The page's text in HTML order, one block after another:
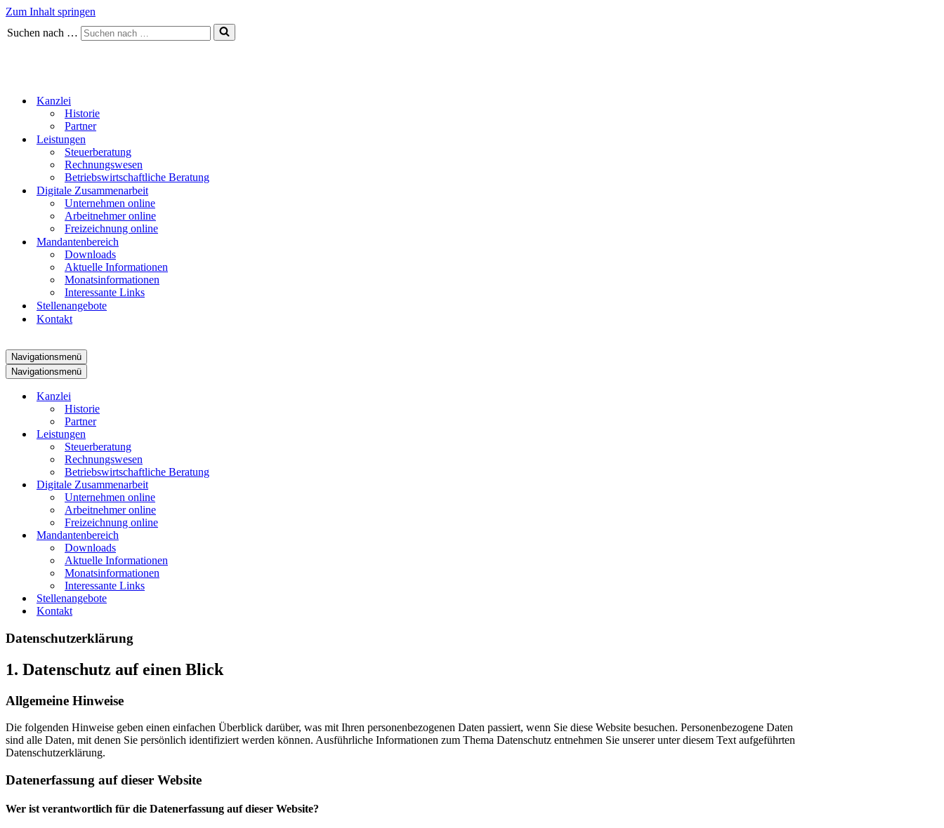
Zum Inhalt springen
Suchen nach …
Kanzlei
Historie
Partner
Leistungen
Steuerberatung
Rechnungswesen
Betriebswirtschaftliche Beratung
Digitale Zusammenarbeit
Unternehmen online
Arbeitnehmer online
Freizeichnung online
Mandantenbereich
Downloads
Aktuelle Informationen
Monatsinformationen
Interessante Links
Stellenangebote
Kontakt
Navigationsmenü
Navigationsmenü
Kanzlei
Historie
Partner
Leistungen
Steuerberatung
Rechnungswesen
Betriebswirtschaftliche Beratung
Digitale Zusammenarbeit
Unternehmen online
Arbeitnehmer online
Freizeichnung online
Mandantenbereich
Downloads
Aktuelle Informationen
Monatsinformationen
Interessante Links
Stellenangebote
Kontakt
Datenschutzerklärung
1. Datenschutz auf einen Blick
Allgemeine Hinweise
Die folgenden Hinweise geben einen einfachen Überblick darüber, was mit Ihren personenbezogenen Daten passiert, wenn Sie diese Website besuchen. Personenbezogene Daten
sind alle Daten, mit denen Sie persönlich identifiziert werden können. Ausführliche Informationen zum Thema Datenschutz entnehmen Sie unserer unter diesem Text aufgeführten
Datenschutzerklärung.
Datenerfassung auf dieser Website
Wer ist verantwortlich für die Datenerfassung auf dieser Website?